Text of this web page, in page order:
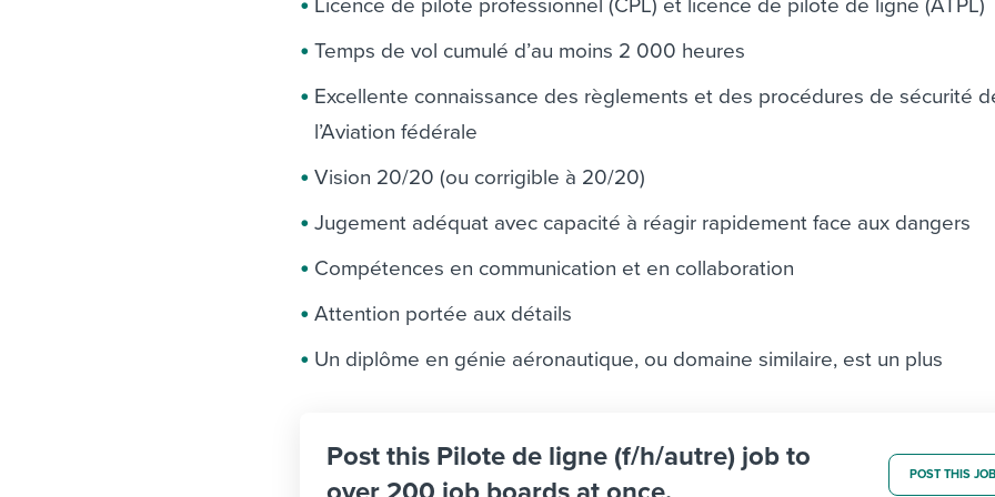
Licence de pilote professionnel (CPL) et licence de pilote de ligne (ATPL)
Temps de vol cumulé d’au moins 2 000 heures
Excellente connaissance des règlements et des procédures de sécurité
l’Aviation fédérale
Vision 20/20 (ou corrigible à 20/20)
Jugement adéquat avec capacité à réagir rapidement face aux dangers
Compétences en communication et en collaboration
Attention portée aux détails
Un diplôme en génie aéronautique, ou domaine similaire, est un plus
Post this Pilote de ligne (f/h/autre) job to
POST THIS